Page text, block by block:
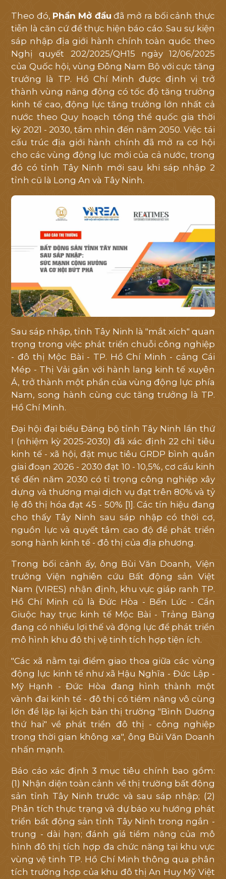
Theo đó, Phần Mở đầu đã mở ra bối cảnh thực
tiễn là căn cứ để thực hiện báo cáo. Sau sự kiện
sáp nhập địa giới hành chính toàn quốc theo
Nghị quyết 202/2025/QH15 ngày 12/06/2025
của Quốc hội, vùng Đông Nam Bộ với cực tăng
trưởng là TP. Hồ Chí Minh được định vị trở
thành vùng năng động có tốc độ tăng trưởng
kinh tế cao, động lực tăng trưởng lớn nhất cả
nước theo Quy hoạch tổng thể quốc gia thời
kỳ 2021 - 2030, tầm nhìn đến năm 2050. Việc tái
cấu trúc địa giới hành chính đã mở ra cơ hội
cho các vùng động lực mới của cả nước, trong
đó có tỉnh Tây Ninh mới sau khi sáp nhập 2
tỉnh cũ là Long An và Tây Ninh.
Sau sáp nhập, tỉnh Tây Ninh là "mắt xích" quan
trọng trong việc phát triển chuỗi công nghiệp
- đô thị Mộc Bài - TP. Hồ Chí Minh - cảng Cái
Mép - Thị Vải gắn với hành lang kinh tế xuyên
Á, trở thành một phần của vùng động lực phía
Nam, song hành cùng cực tăng trưởng là TP.
Hồ Chí Minh.
Đại hội đại biểu Đảng bộ tỉnh Tây Ninh lần thứ
I (nhiệm kỳ 2025-2030) đã xác định 22 chỉ tiêu
kinh tế - xã hội, đặt mục tiêu GRDP bình quân
giai đoạn 2026 - 2030 đạt 10 - 10,5%, cơ cấu kinh
tế đến năm 2030 có tỉ trọng công nghiệp xây
dựng và thương mại dịch vụ đạt trên 80% và tỷ
lệ đô thị hóa đạt 45 - 50% [1]. Các tín hiệu đang
cho thấy Tây Ninh sau sáp nhập có thời cơ,
nguồn lực và quyết tâm cao độ để phát triển
song hành kinh tế - đô thị của địa phương.
Trong bối cảnh ấy, ông Bùi Văn Doanh, Viện
trưởng Viện nghiên cứu Bất động sản Việt
Nam (VIRES) nhận định, khu vực giáp ranh TP.
Hồ Chí Minh cũ là Đức Hòa - Bến Lức - Cần
Giuộc hay trục kinh tế Mộc Bài - Trảng Bàng
đang có nhiều lợi thế và động lực để phát triển
mô hình khu đô thị vệ tinh tích hợp tiện ích.
"Các xã nằm tại điểm giao thoa giữa các vùng
động lực kinh tế như xã Hậu Nghĩa - Đức Lập -
Mỹ Hạnh - Đức Hòa đang hình thành một
vành đai kinh tế - đô thị có tiềm năng vô cùng
lớn để lặp lại kịch bản thị trường "Bình Dương
thứ hai" về phát triển đô thị - công nghiệp
trong thời gian không xa", ông Bùi Văn Doanh
nhấn mạnh.
Báo cáo xác định 3 mục tiêu chính bao gồm:
(1) Nhận diện toàn cảnh về thị trường bất động
sản tỉnh Tây Ninh trước và sau sáp nhập; (2)
Phân tích thực trạng và dự báo xu hướng phát
triển bất động sản tỉnh Tây Ninh trong ngắn -
trung - dài hạn; đánh giá tiềm năng của mô
hình đô thị tích hợp đa chức năng tại khu vực
vùng vệ tinh TP. Hồ Chí Minh thông qua phân
tích trường hợp của khu đô thị An Huy Mỹ Việt